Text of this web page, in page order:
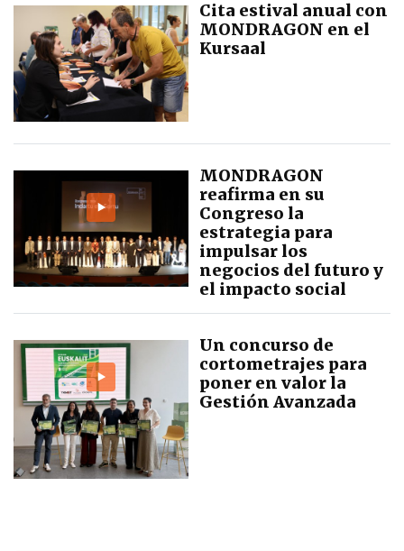
Cita estival anual con
MONDRAGON en el
Kursaal
MONDRAGON
reafirma en su
Congreso la
estrategia para
impulsar los
negocios del futuro y
el impacto social
Un concurso de
cortometrajes para
poner en valor la
Gestión Avanzada